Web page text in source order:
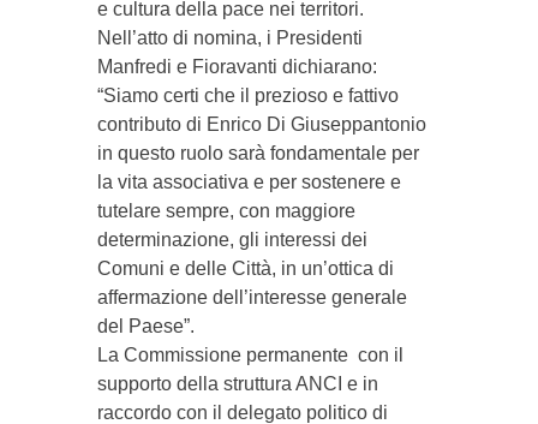
e cultura della pace nei territori.
Nell’atto di nomina, i Presidenti
Manfredi e Fioravanti dichiarano:
“Siamo certi che il prezioso e fattivo
contributo di Enrico Di Giuseppantonio
in questo ruolo sarà fondamentale per
la vita associativa e per sostenere e
tutelare sempre, con maggiore
determinazione, gli interessi dei
Comuni e delle Città, in un’ottica di
affermazione dell’interesse generale
del Paese”.
La Commissione permanente con il
supporto della struttura ANCI e in
raccordo con il delegato politico di